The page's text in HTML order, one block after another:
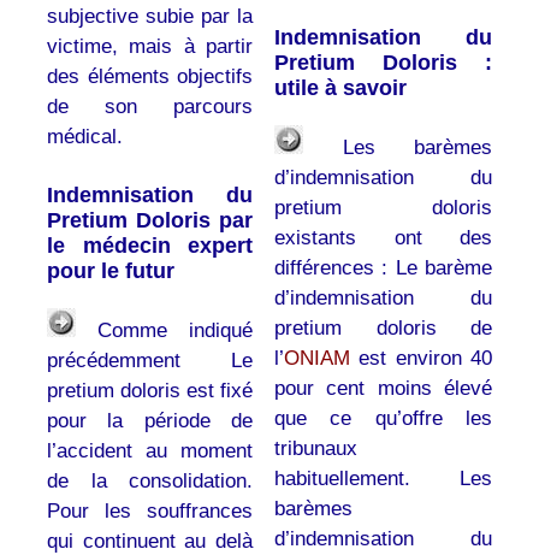
subjective subie par la
victime, mais à partir
des éléments objectifs
de son parcours
médical.
Indemnisation du
Pretium Doloris par
le médecin expert
pour le futur
Comme indiqué
précédemment Le
pretium doloris est fixé
pour la période de
l’accident au moment
de la consolidation.
Pour les souffrances
qui continuent au delà
Indemnisation du
Pretium Doloris :
utile à savoir
Les barèmes
d’indemnisation du
pretium doloris
existants ont des
différences : Le barème
d’indemnisation du
pretium doloris de
l’ONIAM est environ 40
pour cent moins élevé
que ce qu’offre les
tribunaux
habituellement. Les
barèmes
d’indemnisation du